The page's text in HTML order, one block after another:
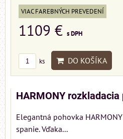
VIAC FAREBNÝCH PREVEDENÍ
1109 € s DPH
ks DO KOŠÍKA
HARMONY
Elegantná pohovka
spanie. Vďaka...